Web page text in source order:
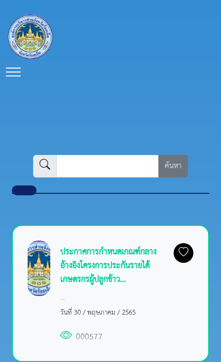
ค้นหา
ประกาศการกำหนดเกณฑ์กลาง
อ้างอิงโครงการประกันรายได้
เกษตรกรผู้ปลูกข้าว...
...
วันที่ 30 / พฤษภาคม / 2565
000577